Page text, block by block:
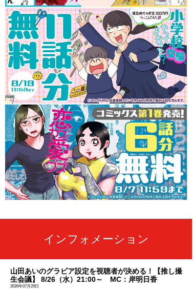
インフォメーション
山田あいのグラビア設定を視聴者が決める！【推し撮
生会議】 8/26（水）21:00～ MC：岸明日香
2026年07月29日